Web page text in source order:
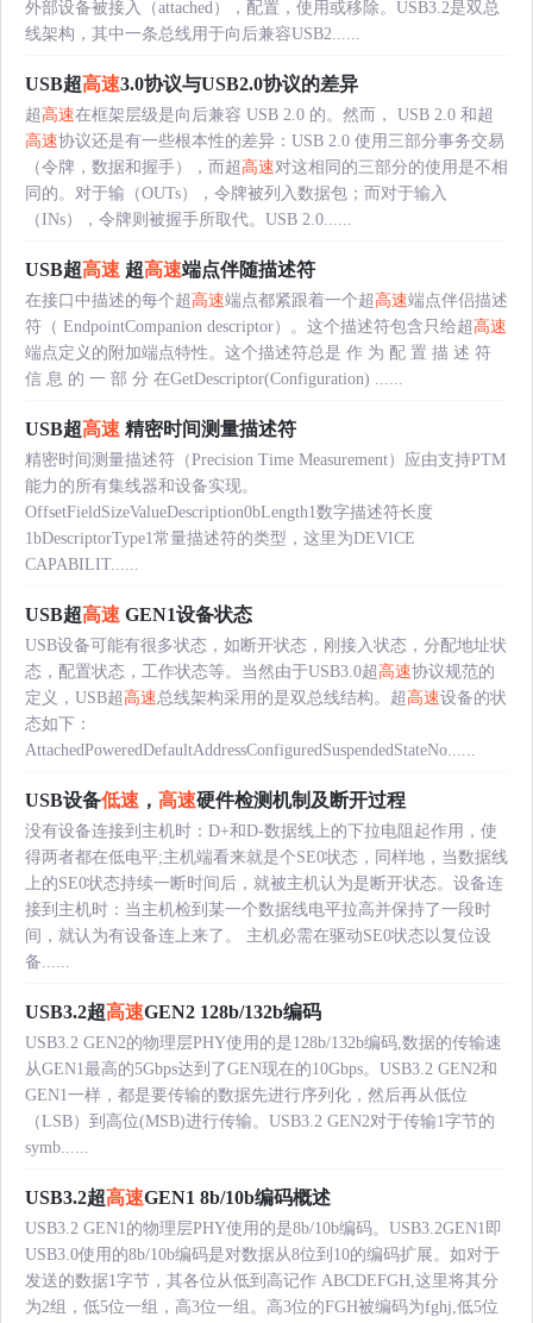
外部设备被接入（attached），配置，使用或移除。USB3.2是双总
线架构，其中一条总线用于向后兼容USB2......
USB超高速3.0协议与USB2.0协议的差异
超高速在框架层级是向后兼容 USB 2.0 的。然而， USB 2.0 和超
高速协议还是有一些根本性的差异：USB 2.0 使用三部分事务交易
（令牌，数据和握手），而超高速对这相同的三部分的使用是不相
同的。对于输（OUTs），令牌被列入数据包；而对于输入
（INs），令牌则被握手所取代。USB 2.0......
USB超高速 超高速端点伴随描述符
在接口中描述的每个超高速端点都紧跟着一个超高速端点伴侣描述
符（ EndpointCompanion descriptor）。这个描述符包含只给超高速
端点定义的附加端点特性。这个描述符总是 作 为 配 置 描 述 符
信 息 的 一 部 分 在GetDescriptor(Configuration) ......
USB超高速 精密时间测量描述符
精密时间测量描述符（Precision Time Measurement）应由支持PTM
能力的所有集线器和设备实现。
OffsetFieldSizeValueDescription0bLength1数字描述符长度
1bDescriptorType1常量描述符的类型，这里为DEVICE
CAPABILIT......
USB超高速 GEN1设备状态
USB设备可能有很多状态，如断开状态，刚接入状态，分配地址状
态，配置状态，工作状态等。当然由于USB3.0超高速协议规范的
定义，USB超高速总线架构采用的是双总线结构。超高速设备的状
态如下：
AttachedPoweredDefaultAddressConfiguredSuspendedStateNo......
USB设备低速 ， 高速硬件检测机制及断开过程
没有设备连接到主机时：D+和D-数据线上的下拉电阻起作用，使
得两者都在低电平;主机端看来就是个SE0状态，同样地，当数据线
上的SE0状态持续一断时间后，就被主机认为是断开状态。设备连
接到主机时：当主机检到某一个数据线电平拉高并保持了一段时
间，就认为有设备连上来了。 主机必需在驱动SE0状态以复位设
备......
USB3.2超高速GEN2 128b/132b编码
USB3.2 GEN2的物理层PHY使用的是128b/132b编码,数据的传输速
从GEN1最高的5Gbps达到了GEN现在的10Gbps。USB3.2 GEN2和
GEN1一样，都是要传输的数据先进行序列化，然后再从低位
（LSB）到高位(MSB)进行传输。USB3.2 GEN2对于传输1字节的
symb......
USB3.2超高速GEN1 8b/10b编码概述
USB3.2 GEN1的物理层PHY使用的是8b/10b编码。USB3.2GEN1即
USB3.0使用的8b/10b编码是对数据从8位到10的编码扩展。如对于
发送的数据1字节，其各位从低到高记作 ABCDEFGH,这里将其分
为2组，低5位一组，高3位一组。高3位的FGH被编码为fghj,低5位